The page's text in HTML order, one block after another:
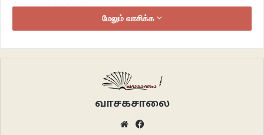
மற்றொரு நீர்நிலை தேடிப்
நானும் வருகிறேன் உங்களோடு
மேலும் வாசிக்க
வாசகசாலை
Website